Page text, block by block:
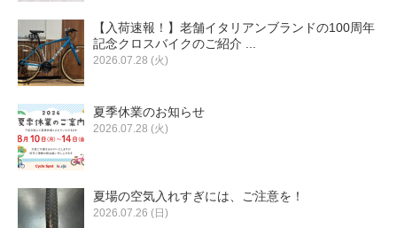
【入荷速報！】老舗イタリアンブランドの100周年
記念クロスバイクのご紹介 ...
2026.07.28 (火)
夏季休業のお知らせ
2026.07.28 (火)
夏場の空気入れすぎには、ご注意を！
2026.07.26 (日)